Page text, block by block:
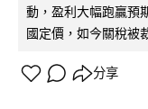
動，盈利大幅跑贏預
國定價，如今關稅被
分享